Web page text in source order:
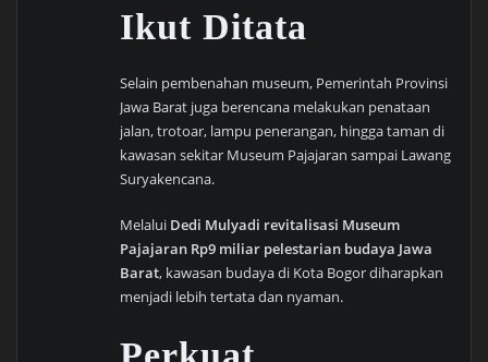
Ikut Ditata
Selain pembenahan museum, Pemerintah Provinsi
Jawa Barat juga berencana melakukan penataan
jalan, trotoar, lampu penerangan, hingga taman di
kawasan sekitar Museum Pajajaran sampai Lawang
Suryakencana.
Melalui Dedi Mulyadi revitalisasi Museum
Pajajaran Rp9 miliar pelestarian budaya Jawa
Barat, kawasan budaya di Kota Bogor diharapkan
menjadi lebih tertata dan nyaman.